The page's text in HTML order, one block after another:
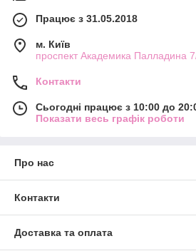
Працює з 31.05.2018
м. Київ
проспект Академика Палладина
Контакти
Сьогодні працює з 10:00 до
Показати весь графік роботи
Про нас
Контакти
Доставка та оплата